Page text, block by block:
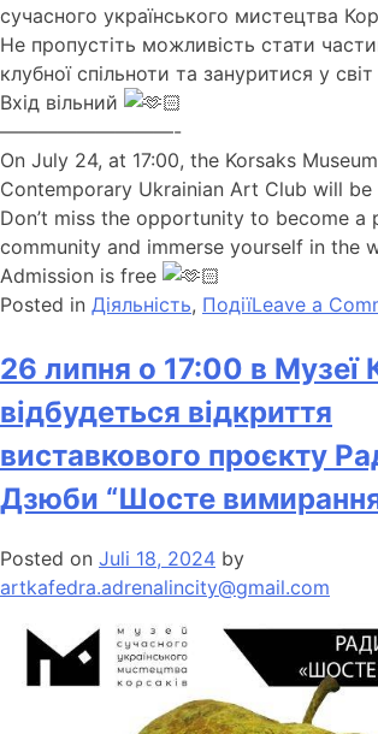
сучасного українського мистецтва
Не пропустіть можливість стати
клубної спільноти та зануритися у
Вхід вільний
—————————-
On July 24, at 17:00, the Korsaks
Contemporary Ukrainian Art Club will be
Don’t miss the opportunity to become a
community and immerse yourself in the
Admission is free
Posted in Діяльність, ПодіїLeave a
26 липня о 17:00 в Музеї
відбудеться відкриття
виставкового проєкту
Дзюби “Шосте
Posted on Juli 18, 2024 by
artkafedra.adrenalincity@gmail.com